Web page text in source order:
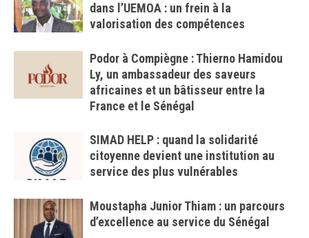
dans l’UEMOA : un frein à la
valorisation des compétences
Podor à Compiègne : Thierno Hamidou
Ly, un ambassadeur des saveurs
africaines et un bâtisseur entre la
France et le Sénégal
SIMAD HELP : quand la solidarité
citoyenne devient une institution au
service des plus vulnérables
Moustapha Junior Thiam : un parcours
d’excellence au service du Sénégal